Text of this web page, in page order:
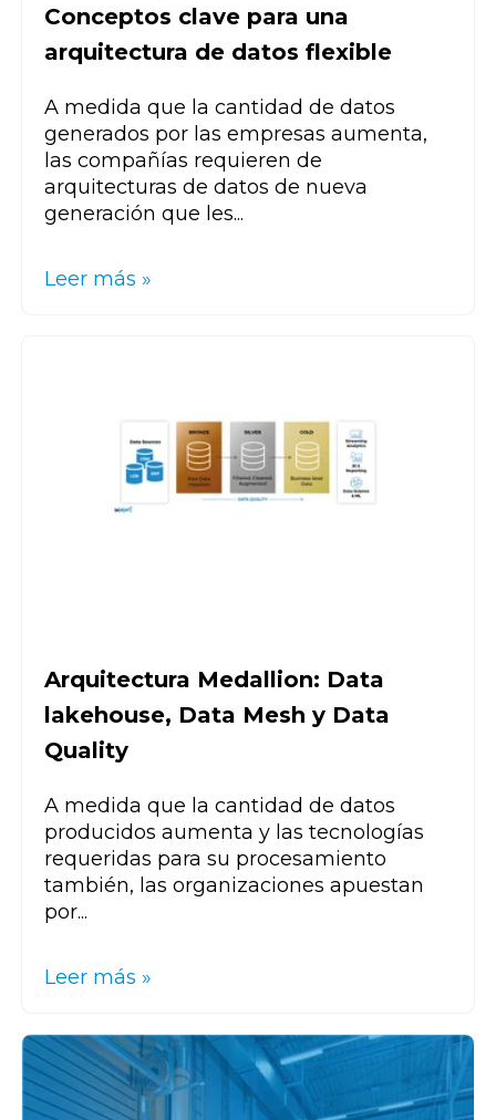
Conceptos clave para una
arquitectura de datos flexible
A medida que la cantidad de datos
generados por las empresas aumenta,
las compañías requieren de
arquitecturas de datos de nueva
generación que les...
Leer más »
Arquitectura Medallion: Data
lakehouse, Data Mesh y Data
Quality
A medida que la cantidad de datos
producidos aumenta y las tecnologías
requeridas para su procesamiento
también, las organizaciones apuestan
por...
Leer más »